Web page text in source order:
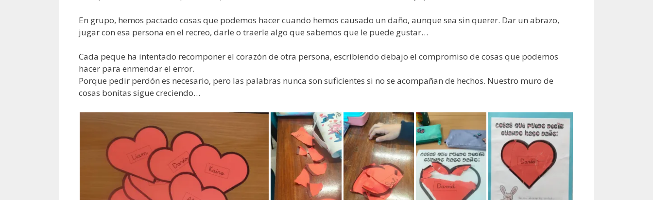
En grupo, hemos pactado cosas que podemos hacer cuando hemos causado un daño, aunque sea sin querer. Dar un abrazo,
jugar con esa persona en el recreo, darle o traerle algo que sabemos que le puede gustar…
Cada peque ha intentado recomponer el corazón de otra persona, escribiendo debajo el compromiso de cosas que podemos
hacer para enmendar el error.
Porque pedir perdón es necesario, pero las palabras nunca son suficientes si no se acompañan de hechos. Nuestro muro de
cosas bonitas sigue creciendo…